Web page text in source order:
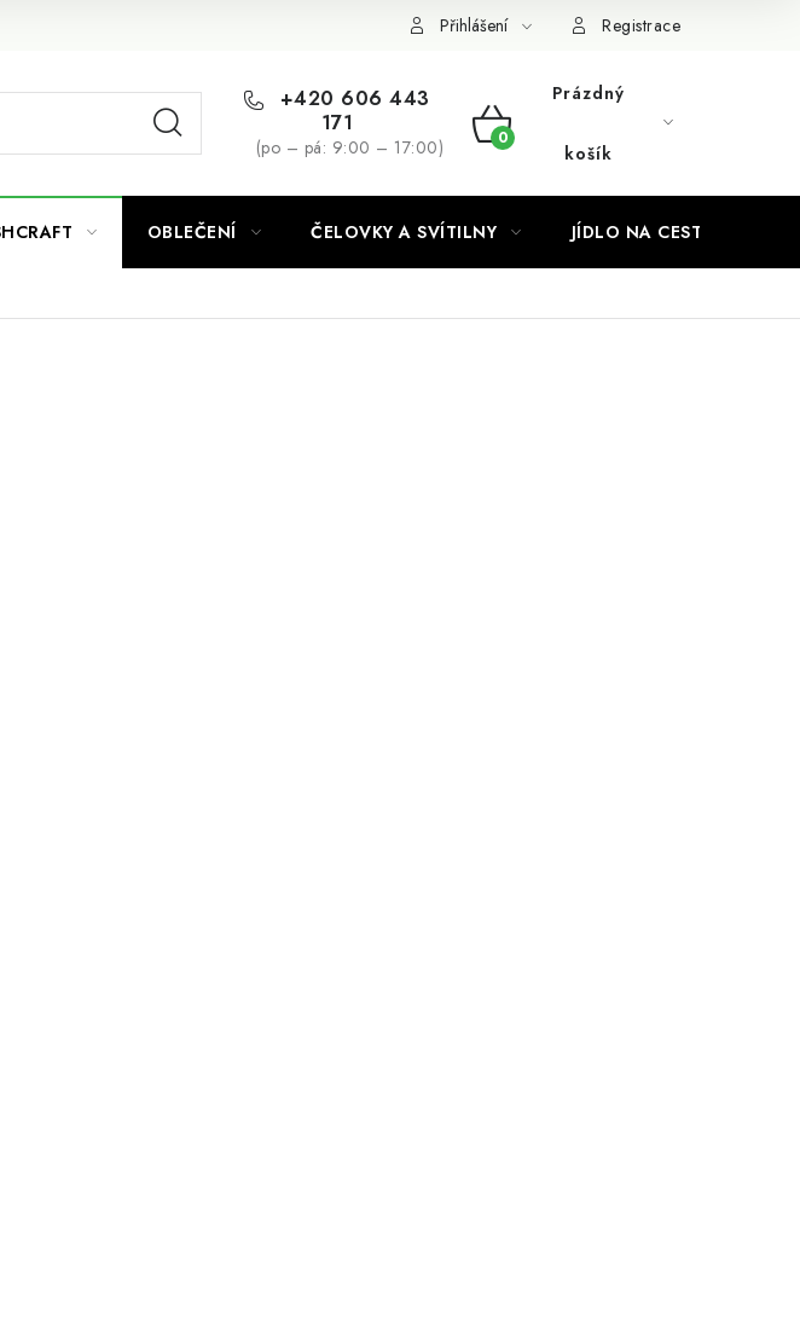
Podmínky ochrany osobních údajů
Přihlášení Registrace
+420 606 443
171
(po – pá: 9:00 – 17:00)
NÁKUPNÍ
Prázdný
košík
OBLEČENÍ ČELOVKY A SVÍTILNY JÍDLO NA CESTY